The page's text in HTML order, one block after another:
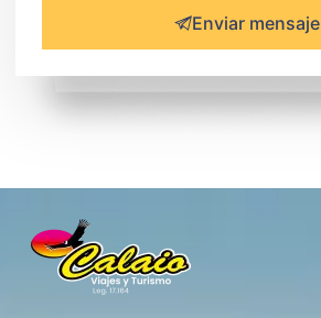
Enviar mensaje